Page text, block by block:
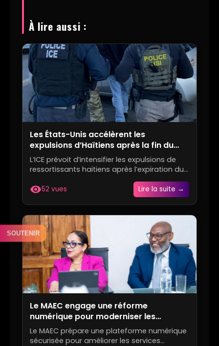
À lire aussi :
Les États-Unis accélèrent les
expulsions d’Haïtiens après la fin du
statut de protection temporaire
L’ICE prévoit d’intensifier les expulsions de
ressortissants haïtiens après l’expiration du
visibility52 vues Lire la suite →
Le MAEC engage une réforme
numérique pour moderniser les
services consulaires haïtiens
Le MAEC prépare une plateforme numérique
sécurisée pour améliorer les services
SOUTENIR